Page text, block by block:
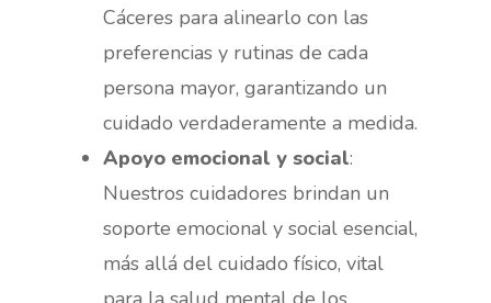
Cáceres para alinearlo con las
preferencias y rutinas de cada
persona mayor, garantizando un
cuidado verdaderamente a medida.
Apoyo emocional y social:
Nuestros cuidadores brindan un
soporte emocional y social esencial,
más allá del cuidado físico, vital